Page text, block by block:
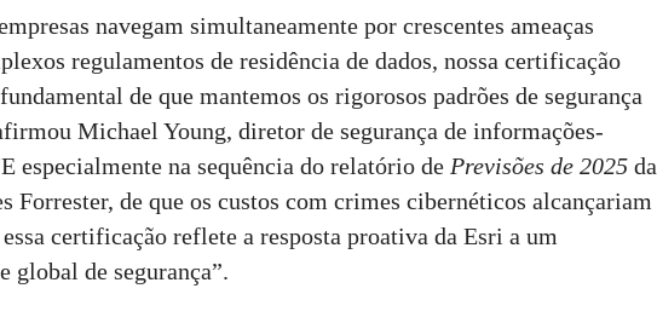
navegam simultaneamente por crescentes ameaças
regulamentos de residência de dados, nossa certificação
de que mantemos os rigorosos padrões de segurança
Michael Young, diretor de segurança de informações-
especialmente na sequência do relatório de Previsões de 2025 da
Forrester, de que os custos com crimes cibernéticos alcançariam
certificação reflete a resposta proativa da Esri a um
global de segurança”.